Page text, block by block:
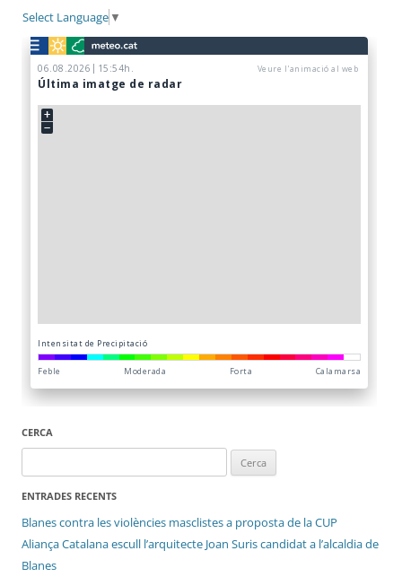
Select Language ▼
CERCA
ENTRADES RECENTS
Blanes contra les violències masclistes a proposta de la CUP
Aliança Catalana escull l’arquitecte Joan Suris candidat a l’alcaldia de
Blanes